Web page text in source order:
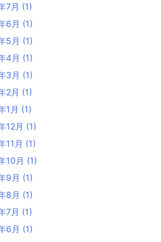
7月 (1)
6月 (1)
5月 (1)
4月 (1)
3月 (1)
2月 (1)
1月 (1)
12月 (1)
11月 (1)
10月 (1)
9月 (1)
8月 (1)
7月 (1)
6月 (1)